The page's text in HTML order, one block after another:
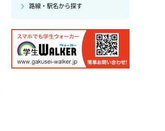
路線・駅名から探す